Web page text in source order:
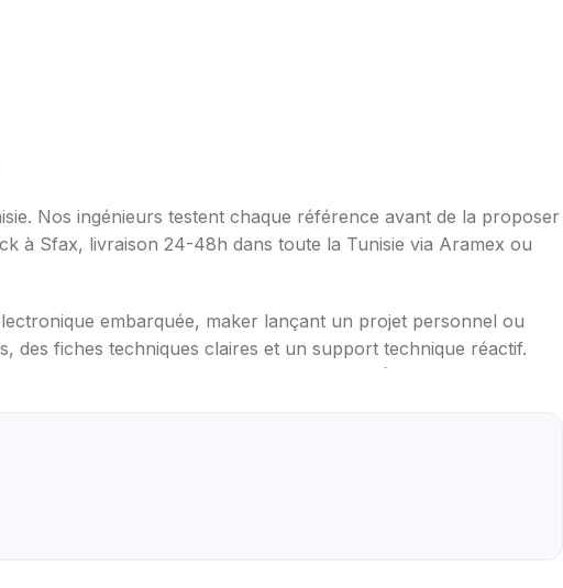
Nos ingénieurs testent chaque référence avant de la proposer
à Sfax, livraison 24-48h dans toute la Tunisie via Aramex ou
embarquée, maker lançant un projet personnel ou
fiches techniques claires et un support technique réactif.
(température, distance, WiFi, LoRa, GSM), robotique